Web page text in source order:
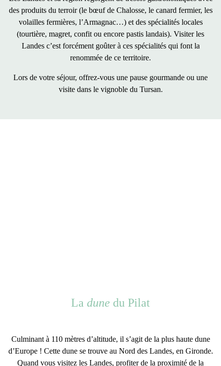
des produits du terroir (le bœuf de Chalosse, le canard fermier, les
volailles fermières, l’Armagnac…) et des spécialités locales
(tourtière, magret, confit ou encore pastis landais). Visiter les
Landes c’est forcément goûter à ces spécialités qui font la
renommée de ce territoire.
Lors de votre séjour, offrez-vous une pause gourmande ou une
visite dans le vignoble du Tursan.
La dune du Pilat
Culminant à 110 mètres d’altitude, il s’agit de la plus haute dune
d’Europe! Cette dune se trouve au Nord des Landes, en Gironde.
Quand vous visitez les Landes, profiter de la proximité de la